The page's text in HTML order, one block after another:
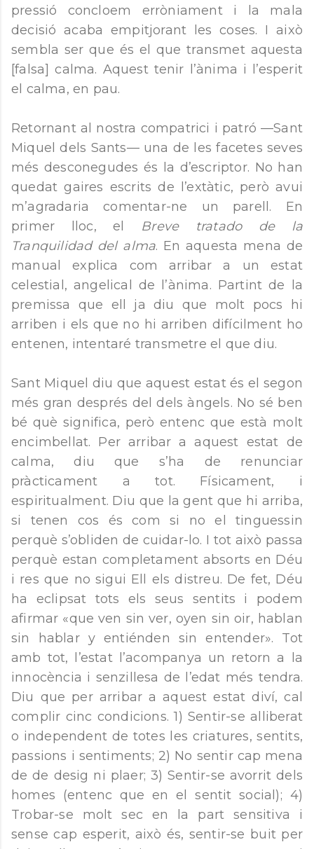
pressió concloem erròniament i la mala
decisió acaba empitjorant les coses. I això
sembla ser que és el que transmet aquesta
[falsa] calma. Aquest tenir l’ànima i l’esperit
el calma, en pau.
Retornant al nostra compatrici i patró —Sant
Miquel dels Sants— una de les facetes seves
més desconegudes és la d’escriptor. No han
quedat gaires escrits de l’extàtic, però avui
m’agradaria comentar-ne un parell. En
primer lloc, el Breve tratado de la
Tranquilidad del alma. En aquesta mena de
manual explica com arribar a un estat
celestial, angelical de l’ànima. Partint de la
premissa que ell ja diu que molt pocs hi
arriben i els que no hi arriben difícilment ho
entenen, intentaré transmetre el que diu.
Sant Miquel diu que aquest estat és el segon
més gran després del dels àngels. No sé ben
bé què significa, però entenc que està molt
encimbellat. Per arribar a aquest estat de
calma, diu que s’ha de renunciar
pràcticament a tot. Físicament, i
espiritualment. Diu que la gent que hi arriba,
si tenen cos és com si no el tinguessin
perquè s’obliden de cuidar-lo. I tot això passa
perquè estan completament absorts en Déu
i res que no sigui Ell els distreu. De fet, Déu
ha eclipsat tots els seus sentits i podem
afirmar «que ven sin ver, oyen sin oir, hablan
sin hablar y entiénden sin entender». Tot
amb tot, l’estat l’acompanya un retorn a la
innocència i senzillesa de l’edat més tendra.
Diu que per arribar a aquest estat diví, cal
complir cinc condicions. 1) Sentir-se alliberat
o independent de totes les criatures, sentits,
passions i sentiments; 2) No sentir cap mena
de de desig ni plaer; 3) Sentir-se avorrit dels
homes (entenc que en el sentit social); 4)
Trobar-se molt sec en la part sensitiva i
sense cap esperit, això és, sentir-se buit per